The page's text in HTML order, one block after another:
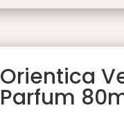
Orientica
Parfum